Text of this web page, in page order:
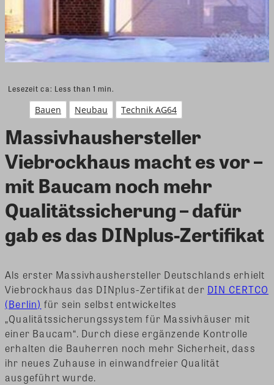
Lesezeit ca: Less than 1 min.
Bauen Neubau Technik AG64
Massivhaushersteller
Viebrockhaus macht es vor –
mit Baucam noch mehr
Qualitätssicherung – dafür
gab es das DINplus-Zertifikat
Als erster Massivhaushersteller Deutschlands erhielt
Viebrockhaus das DINplus-Zertifikat der DIN CERTCO
(Berlin) für sein selbst entwickeltes
„Qualitätssicherungssystem für Massivhäuser mit
einer Baucam“. Durch diese ergänzende Kontrolle
erhalten die Bauherren noch mehr Sicherheit, dass
ihr neues Zuhause in einwandfreier Qualität
ausgeführt wurde.